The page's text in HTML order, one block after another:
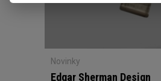
Novinky
Edgar Sherman Design